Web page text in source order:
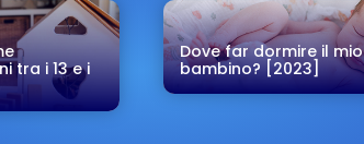
tra i 13 e i
Dove far dormire il mio
bambino? [2023]